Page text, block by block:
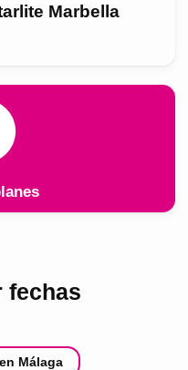
Marbella
fechas
Málaga